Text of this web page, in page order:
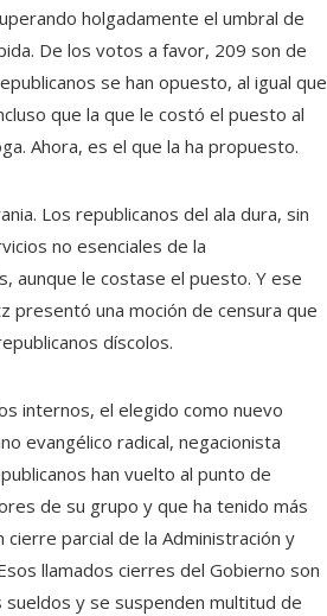
holgadamente el umbral de
De los votos a favor, 209 son de
se han opuesto, al igual que
que la que le costó el puesto al
Ahora, es el que la ha propuesto.
Los republicanos del ala dura, sin
no esenciales de la
aunque le costase el puesto. Y ese
presentó una moción de censura que
díscolos.
internos, el elegido como nuevo
evangélico radical, negacionista
han vuelto al punto de
de su grupo y que ha tenido más
parcial de la Administración y
llamados cierres del Gobierno son
y se suspenden multitud de